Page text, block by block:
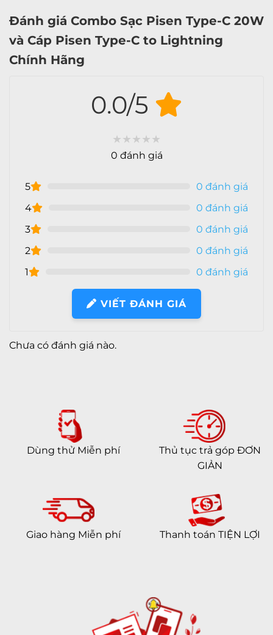
Đánh giá Combo Sạc Pisen Type-C 20W
và Cáp Pisen Type-C to Lightning
Chính Hãng
0.0/5
★★★★★
0 đánh giá
5
0 đánh giá
4
0 đánh giá
3
0 đánh giá
2
0 đánh giá
1
0 đánh giá
VIẾT ĐÁNH GIÁ
Chưa có đánh giá nào.
Dùng thử Miễn phí
Thủ tục trả góp ĐƠN
GIẢN
Giao hàng Miễn phí Thanh toán TIỆN LỢI